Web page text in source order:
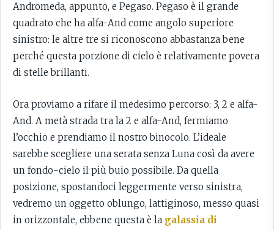
Andromeda, appunto, e Pegaso. Pegaso è il grande
quadrato che ha alfa-And come angolo superiore
sinistro: le altre tre si riconoscono abbastanza bene
perché questa porzione di cielo è relativamente povera
di stelle brillanti.
Ora proviamo a rifare il medesimo percorso: 3, 2 e alfa-
And. A metà strada tra la 2 e alfa-And, fermiamo
l’occhio e prendiamo il nostro binocolo. L’ideale
sarebbe scegliere una serata senza Luna così da avere
un fondo-cielo il più buio possibile. Da quella
posizione, spostandoci leggermente verso sinistra,
vedremo un oggetto oblungo, lattiginoso, messo quasi
in orizzontale, ebbene questa è la galassia di